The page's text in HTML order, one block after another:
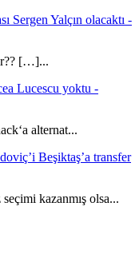
Sergen Yalçın olacaktı -
[…]...
Lucescu yoktu -
alternat...
Beşiktaş’a transfer
kazanmış olsa...